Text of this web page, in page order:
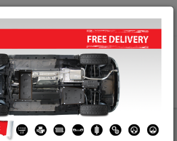
info@krytpodmotor.com
Kryt pod motor Hyundai Tucson